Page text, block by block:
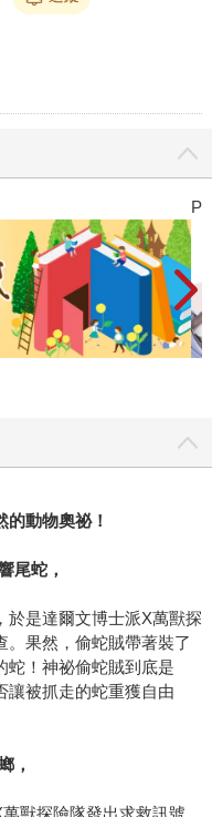
動物奧祕！
尾蛇，
於是達爾文博士派X萬獸探
。果然，偷蛇賊帶著裝了
蛇！神祕偷蛇賊到底是
讓被抓走的蛇重獲自由
，
獸探險隊發出求救訊號，